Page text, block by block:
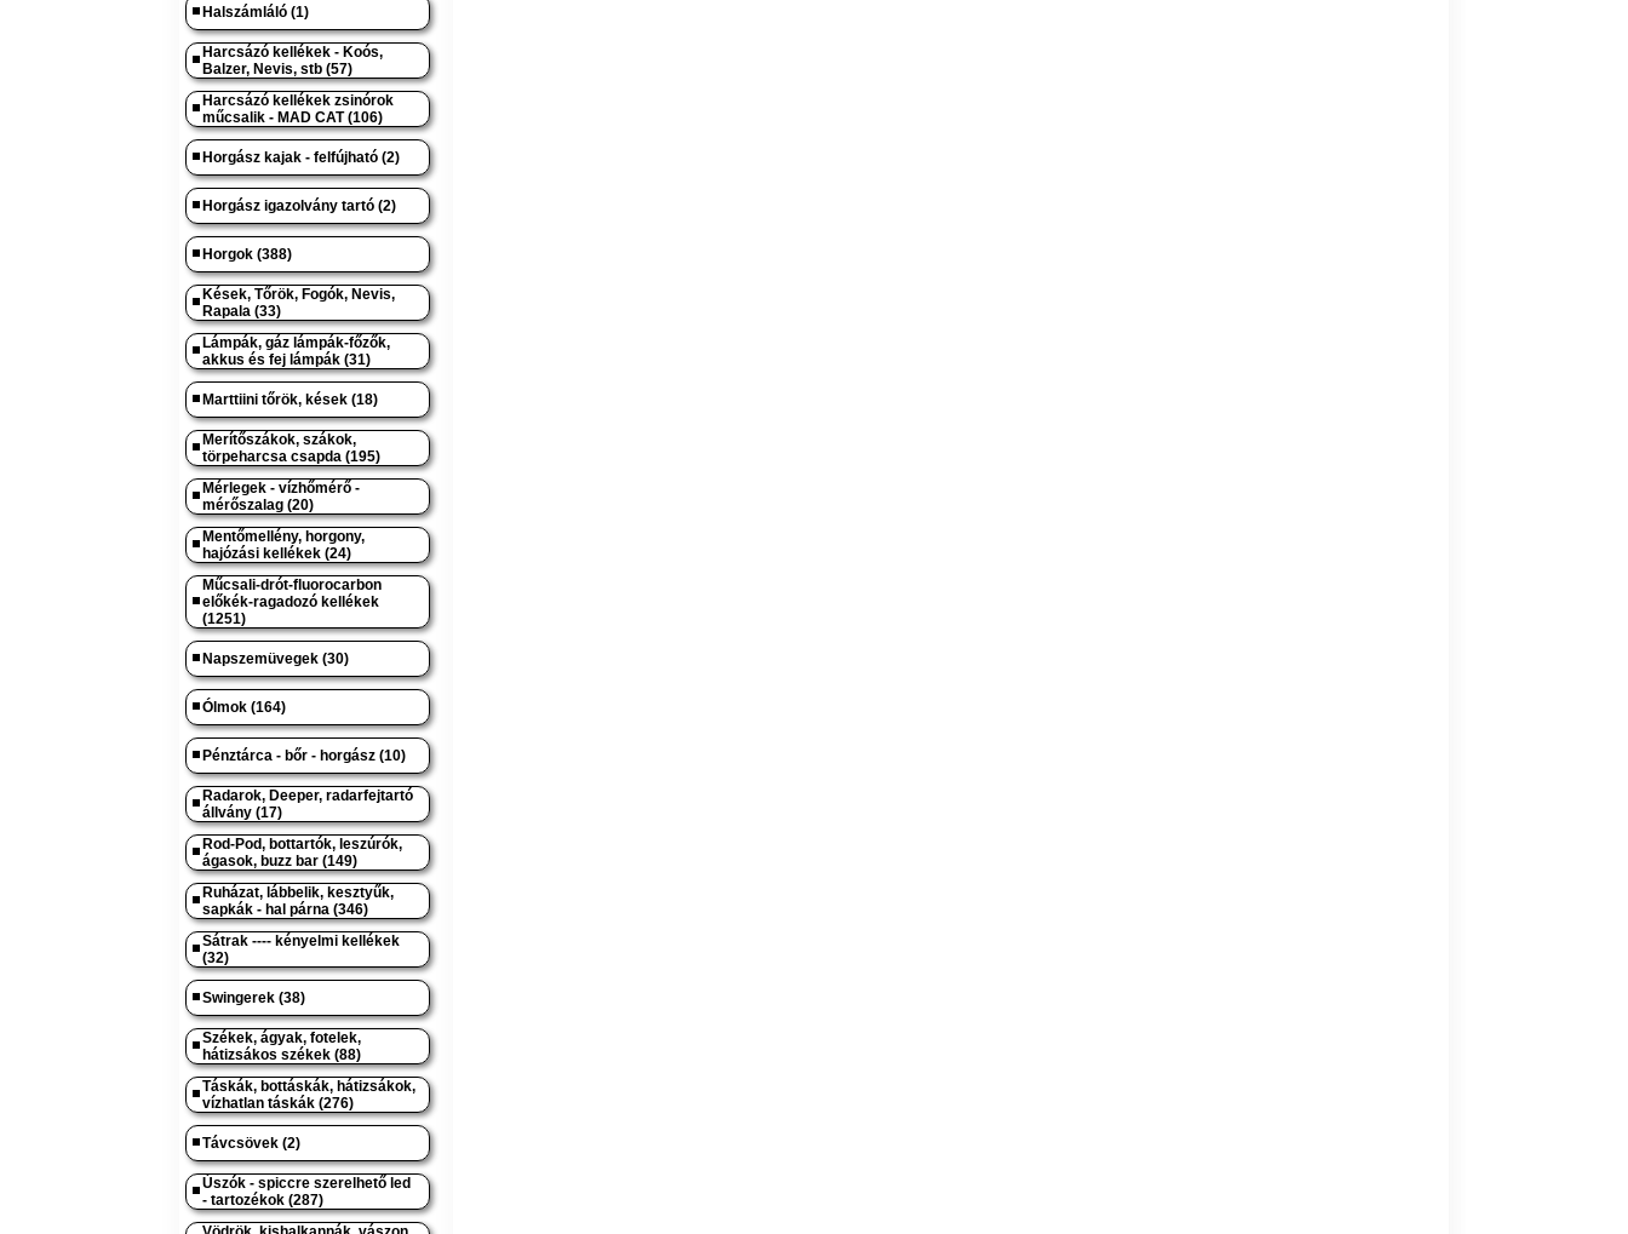
Halszámláló (1)
Harcsázó kellékek - Koós,
Balzer, Nevis, stb (57)
Harcsázó kellékek zsinórok
műcsalik - MAD CAT (106)
Horgász kajak - felfújható (2)
Horgász igazolvány tartó (2)
Horgok (388)
Kések, Tőrök, Fogók, Nevis,
Rapala (33)
Lámpák, gáz lámpák-főzők,
akkus és fej lámpák (31)
Marttiini tőrök, kések (18)
Merítőszákok, szákok,
törpeharcsa csapda (195)
Mérlegek - vízhőmérő -
mérőszalag (20)
Mentőmellény, horgony,
hajózási kellékek (24)
Műcsali-drót-fluorocarbon
előkék-ragadozó kellékek
(1251)
Napszemüvegek (30)
Ólmok (164)
Pénztárca - bőr - horgász (10)
Radarok, Deeper, radarfejtartó
állvány (17)
Rod-Pod, bottartók, leszúrók,
ágasok, buzz bar (149)
Ruházat, lábbelik, kesztyűk,
sapkák - hal párna (346)
Sátrak ---- kényelmi kellékek
(32)
Swingerek (38)
Székek, ágyak, fotelek,
hátizsákos székek (88)
Táskák, bottáskák, hátizsákok,
vízhatlan táskák (276)
Távcsövek (2)
Úszók - spiccre szerelhető led
- tartozékok (287)